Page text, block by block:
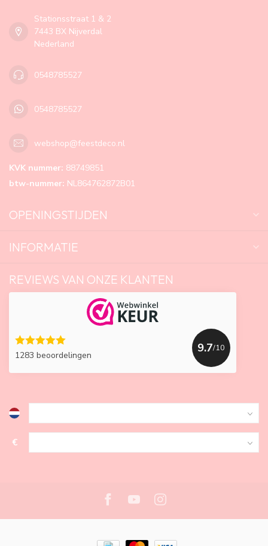
Stationsstraat 1 & 2
7443 BX Nijverdal
Nederland
0548785527
0548785527
webshop@feestdeco.nl
KVK nummer: 88749851
btw-nummer: NL864762872B01
OPENINGSTIJDEN
INFORMATIE
REVIEWS VAN ONZE KLANTEN
1283 beoordelingen
9.7/10
€